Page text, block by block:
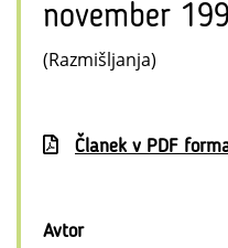
november
(Razmišljanja)
Članek v PDF
Avtor